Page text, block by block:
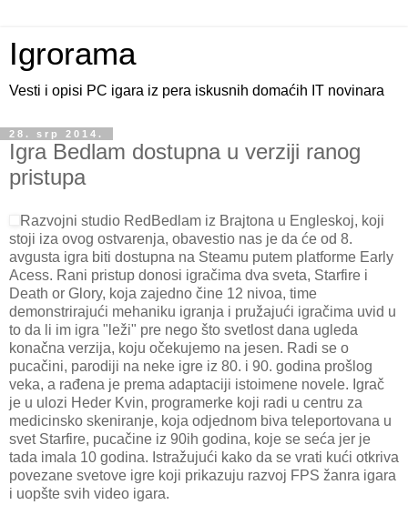
Igrorama
Vesti i opisi PC igara iz pera iskusnih domaćih IT novinara
28. srp 2014.
Igra Bedlam dostupna u verziji ranog
pristupa
Razvojni studio RedBedlam iz Brajtona u Engleskoj, koji
stoji iza ovog ostvarenja, obavestio nas je da će od 8.
avgusta igra biti dostupna na Steamu putem platforme Early
Acess. Rani pristup donosi igračima dva sveta, Starfire i
Death or Glory, koja zajedno čine 12 nivoa, time
demonstrirajući mehaniku igranja i pružajući igračima uvid u
to da li im igra "leži" pre nego što svetlost dana ugleda
konačna verzija, koju očekujemo na jesen. Radi se o
pucačini, parodiji na neke igre iz 80. i 90. godina prošlog
veka, a rađena je prema adaptaciji istoimene novele. Igrač
je u ulozi Heder Kvin, programerke koji radi u centru za
medicinsko skeniranje, koja odjednom biva teleportovana u
svet Starfire, pucačine iz 90ih godina, koje se seća jer je
tada imala 10 godina. Istražujući kako da se vrati kući otkriva
povezane svetove igre koji prikazuju razvoj FPS žanra igara
i uopšte svih video igara.